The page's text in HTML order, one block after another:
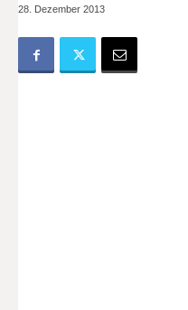
28. Dezember 2013